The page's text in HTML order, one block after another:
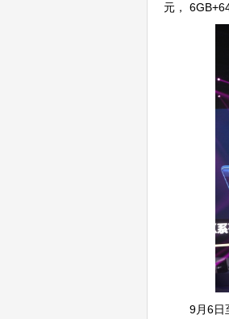
元，
9月6日